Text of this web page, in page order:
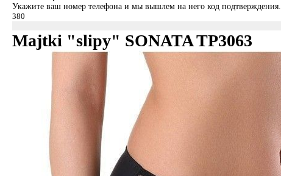
Укажите ваш номер телефона и мы вышлем на него код подтверждения.
Majtki "slipy" SONATA TP3063